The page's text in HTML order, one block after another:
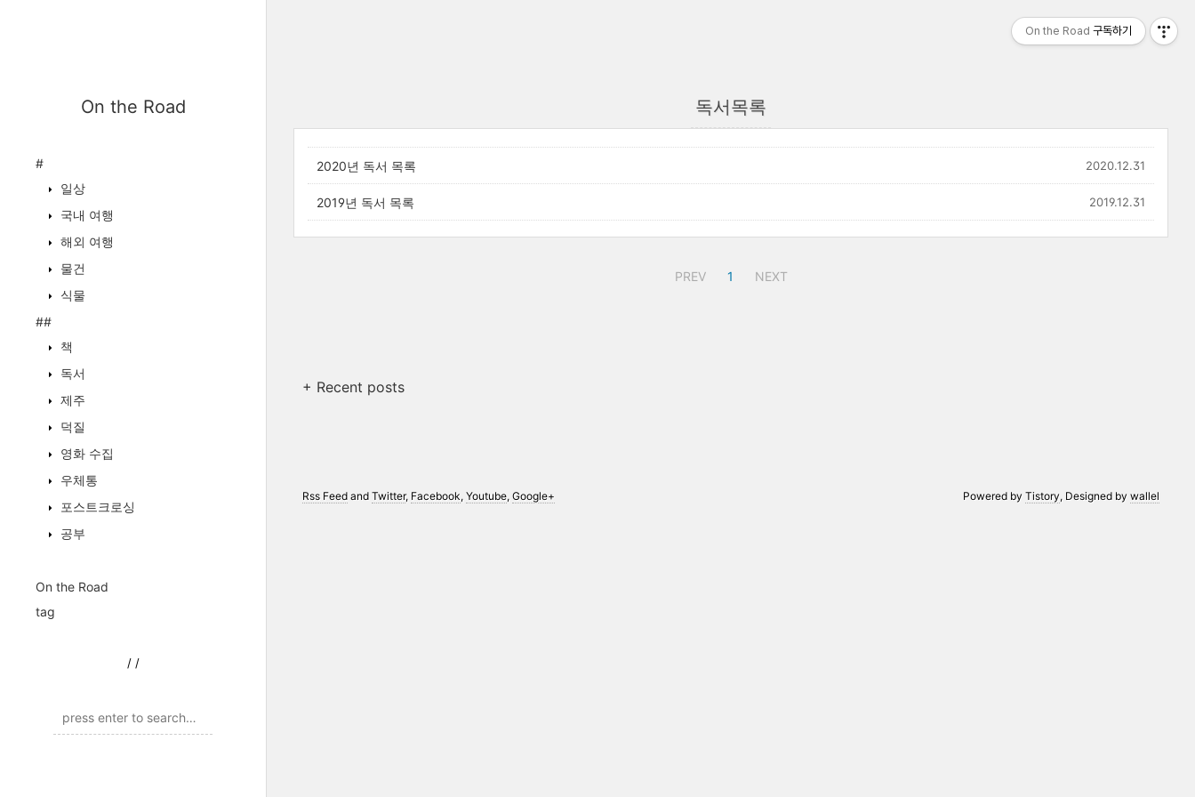
On the Road
#
일상
국내 여행
해외 여행
물건
식물
##
책
독서
제주
덕질
영화 수집
우체통
포스트크로싱
공부
On the Road
tag
/ /
독서목록
2020년 독서 목록 2020.12.31
2019년 독서 목록 2019.12.31
PREV 1 NEXT
+ Recent posts
Powered byTistory, Designed bywallel
Rss Feedand Twitter, Facebook, Youtube, Google+
On the Road 구독하기